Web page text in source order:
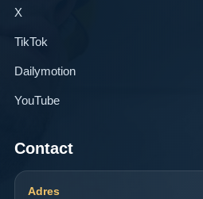
X
TikTok
Dailymotion
YouTube
Contact
Adres